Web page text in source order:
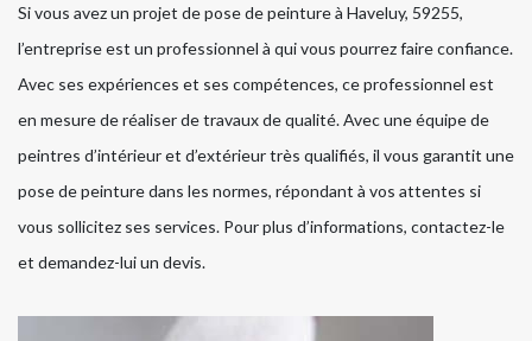
Si vous avez un projet de pose de peinture à Haveluy, 59255,
l’entreprise est un professionnel à qui vous pourrez faire confiance.
Avec ses expériences et ses compétences, ce professionnel est
en mesure de réaliser de travaux de qualité. Avec une équipe de
peintres d’intérieur et d’extérieur très qualifiés, il vous garantit une
pose de peinture dans les normes, répondant à vos attentes si
vous sollicitez ses services. Pour plus d’informations, contactez-le
et demandez-lui un devis.